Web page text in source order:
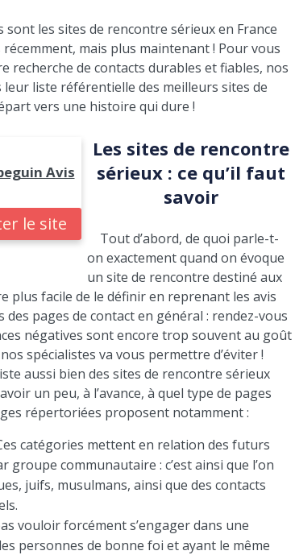
les sites de rencontre sérieux en France
mais plus maintenant ! Pour vous
recherche de contacts durables et fiables, nos
liste référentielle des meilleurs sites de
vers une histoire qui dure !
Avis
le site
Les sites de rencontre
sérieux : ce qu’il faut
savoir
Tout d’abord, de quoi parle-t-
on exactement quand on évoque
un site de rencontre destiné aux
plus facile de le définir en reprenant les avis
pages de contact en général : rendez-vous
négatives sont encore trop souvent au goût
spécialistes va vous permettre d’éviter !
aussi bien des sites de rencontre sérieux
un peu, à l’avance, à quel type de pages
répertoriées proposent notamment :
catégories mettent en relation des futurs
communautaire : c’est ainsi que l’on
juifs, musulmans, ainsi que des contacts
vouloir forcément s’engager dans une
personnes de bonne foi et ayant le même